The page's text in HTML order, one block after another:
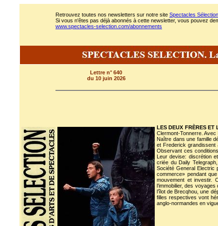
Retrouvez toutes nos newsletters sur notre site Spectacles Sélection
Si vous n'êtes pas déjà abonnés à cette newsletter, vous pouvez
www.spectacles-selection.com/abonnements
Lettre n° 640
du 10 juin 2026
LES DEUX FRÈRES ET
Clermont-Tonnerre. Avec
Naître dans une famille
et Frederick
Observant ces
Leur devise: discrétion
criée du Daily
Société General Electric
commerce» pendant
mouvement et investir.
l’immobilier, des
l’îlot de Brecqhou, une
filles respectives vont
anglo-normandes en